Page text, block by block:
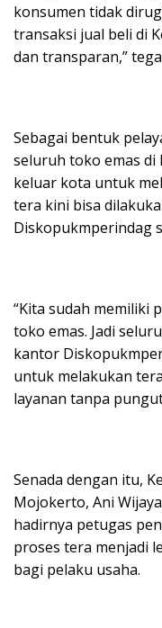
konsumen tidak
transaksi jual beli di
dan transparan,”
Sebagai bentuk
seluruh toko emas
keluar kota untuk
tera kini bisa
Diskopukmperindag
“Kita sudah memiliki
toko emas. Jadi
kantor
untuk melakukan
layanan tanpa
Senada dengan itu,
Mojokerto, Ani
hadirnya petugas
proses tera menjadi
bagi pelaku usaha.